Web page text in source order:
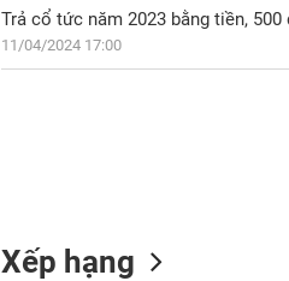
Trả cổ tức năm 2023 bằng tiền, 500
11/04/2024 17:00
Xếp hạng